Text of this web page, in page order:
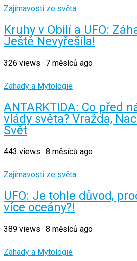
Zajímavosti ze světa
Kruhy v Obilí a UFO:
Ještě Nevyřešila!
326 views · 7 měsíců ago
Záhady a Mytologie
ANTARKTIDA: Co před
vlády světa? Vražda,
Svět
443 views · 8 měsíců ago
Zajímavosti ze světa
UFO: Je tohle důvod,
více oceány?!
389 views · 8 měsíců ago
Záhady a Mytologie